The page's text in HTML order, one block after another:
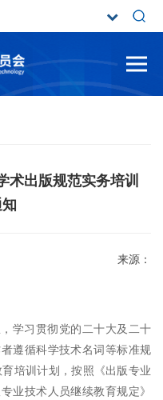
术出版规范实务培训
来源：
学习贯彻党的二十大及二十
遵循科学技术名词等标准规
培训计划，按照《出版专业
业技术人员继续教育规定》